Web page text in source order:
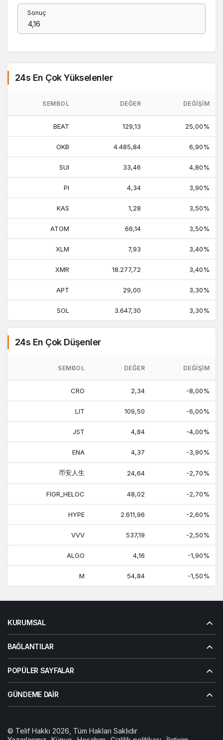
Sonuç
24s En Çok Yükselenler
SEMBOL DEĞER DEĞIŞIM
BEAT 129,13 25,00%
OKB 4.485,84 6,90%
SUI 33,46 4,80%
PI 4,34 3,90%
KAS 1,28 3,50%
ATOM 66,14 3,50%
XLM 7,93 3,40%
XMR 18.277,72 3,40%
APT 29,00 3,30%
SOL 3.647,30 3,30%
24s En Çok Düşenler
SEMBOL DEĞER DEĞIŞIM
CRO 2,34 -8,00%
LIT 109,50 -6,00%
JST 4,84 -4,00%
ENA 4,37 -3,90%
币安人生 24,64 -2,70%
FIGR_HELOC 48,02 -2,70%
HYPE 2.611,96 -2,60%
VVV 537,19 -2,50%
ALGO 4,16 -1,90%
M 54,84 -1,50%
KURUMSAL
BAĞLANTILAR
POPÜLER SAYFALAR
GÜNDEME DAIR
© Telif Hakkı 2026, Tüm Hakları Saklıdır